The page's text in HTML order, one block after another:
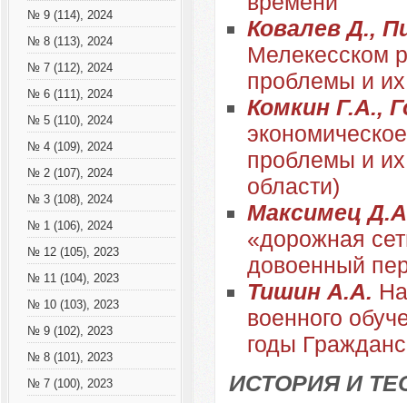
№ 9 (114), 2024
№ 8 (113), 2024
№ 7 (112), 2024
№ 6 (111), 2024
№ 5 (110), 2024
№ 4 (109), 2024
№ 2 (107), 2024
№ 3 (108), 2024
№ 1 (106), 2024
№ 12 (105), 2023
№ 11 (104), 2023
№ 10 (103), 2023
№ 9 (102), 2023
№ 8 (101), 2023
№ 7 (100), 2023
Ковалев Д.,
Мелекесском
проблемы и
Комкин Г.А.,
проблемы и
области)
Максимец
«дорожная
довоенный
Тишин А.А.
военного
годы
ИСТОРИЯ И